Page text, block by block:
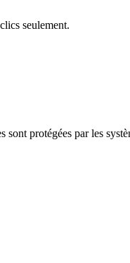
seulement.
protégées par les